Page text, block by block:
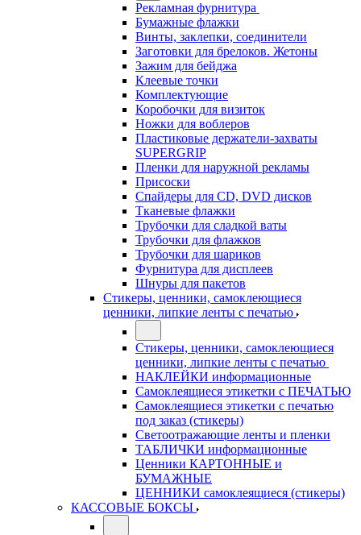
Рекламная фурнитура
Бумажные флажки
Винты, заклепки, соединители
Заготовки для брелоков. Жетоны
Зажим для бейджа
Клеевые точки
Комплектующие
Коробочки для визиток
Ножки для воблеров
Пластиковые держатели-захваты
SUPERGRIP
Пленки для наружной рекламы
Присоски
Спайдеры для CD, DVD дисков
Тканевые флажки
Трубочки для сладкой ваты
Трубочки для флажков
Трубочки для шариков
Фурнитура для дисплеев
Шнуры для пакетов
Стикеры, ценники, самоклеющиеся
ценники, липкие ленты с печатью
Стикеры, ценники, самоклеющиеся
ценники, липкие ленты с печатью
НАКЛЕЙКИ информационные
Самоклеящиеся этикетки с ПЕЧАТЬЮ
Самоклеящиеся этикетки с печатью
под заказ (стикеры)
Светоотражающие ленты и пленки
ТАБЛИЧКИ информационные
Ценники КАРТОННЫЕ и
БУМАЖНЫЕ
ЦЕННИКИ самоклеящиеся (стикеры)
КАССОВЫЕ БОКСЫ